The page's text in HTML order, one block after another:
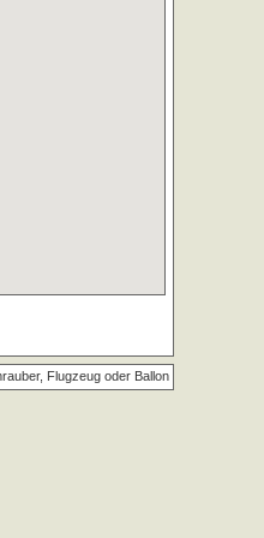
Flugzeug oder Ballon